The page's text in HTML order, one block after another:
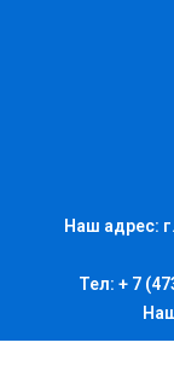
Наш адрес:
Тел: + 7